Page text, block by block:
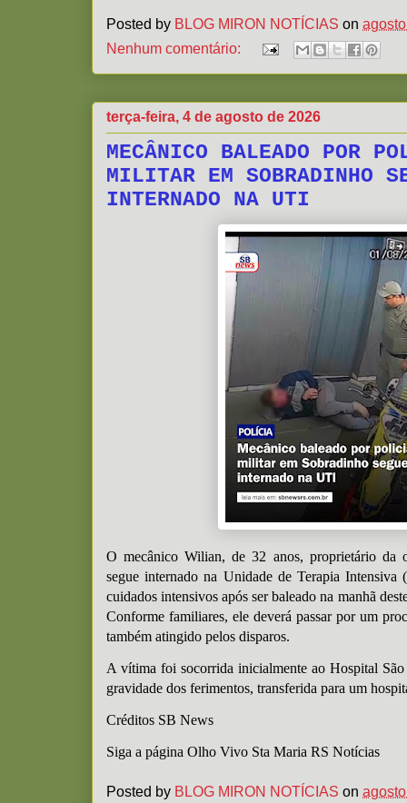
Posted by BLOG MIRON NOTÍCIAS on
Nenhum comentário:
terça-feira, 4 de agosto de 2026
MECÂNICO BALEADO POR
MILITAR EM SOBRADINHO
INTERNADO NA UTI
O mecânico Wilian, de 32 anos, proprietário da
segue internado na Unidade de Terapia Intensiva
cuidados intensivos após ser baleado na manhã
Conforme familiares, ele deverá passar por um
também atingido pelos disparos.
A vítima foi socorrida inicialmente ao Hospital
gravidade dos ferimentos, transferida para um
Créditos SB News
Siga a página Olho Vivo Sta Maria RS Notícias
Posted by BLOG MIRON NOTÍCIAS on